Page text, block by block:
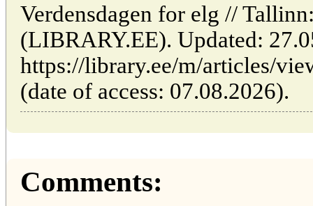
Verdensdagen for elg //
(LIBRARY.EE). Updated:
https://library.ee/m/articles/
(date of access: 07.08.2026).
Comments: